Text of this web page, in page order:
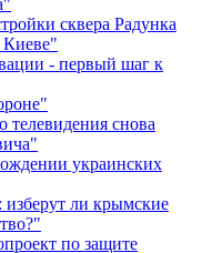
сквера Радунка
Киеве"
- первый шаг к
телевидения снова
украинских
изберут ли крымские
по защите